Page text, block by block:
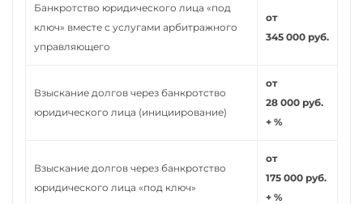
Банкротство юридического лица «под
ключ» вместе с услугами арбитражного
управляющего
от
345 000 руб.
Взыскание долгов через банкротство
юридического лица (инициирование)
от
28 000 руб.
+ %
Взыскание долгов через банкротство
юридического лица «под ключ»
от
175 000 руб.
+ %